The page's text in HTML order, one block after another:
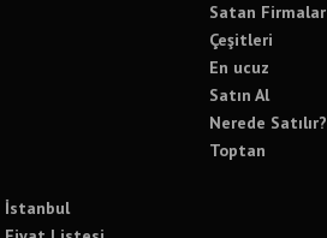
Satan Firmalar
Çeşitleri
En ucuz
Satın Al
Nerede Satılır?
Toptan
İstanbul